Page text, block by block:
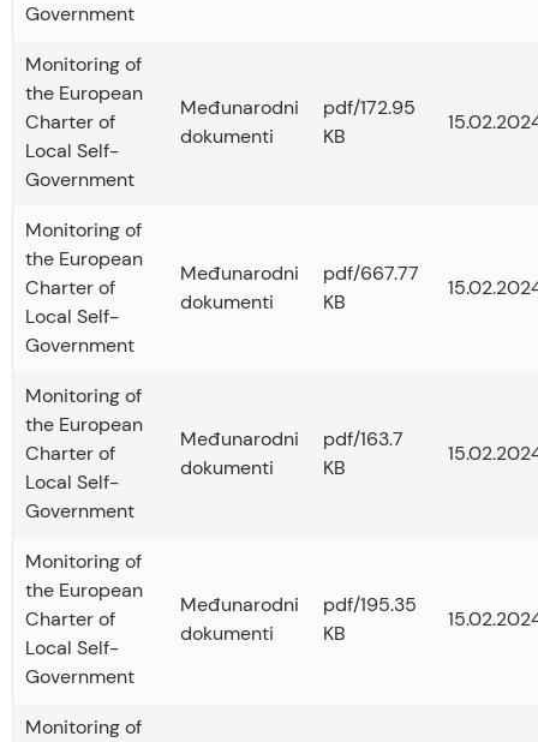
Government
Monitoring of
the European
Charter of
Local Self-
Government
Međunarodni
dokumenti
pdf/172.95
KB
Monitoring of
the European
Charter of
Local Self-
Government
Međunarodni
dokumenti
pdf/667.77
KB
Monitoring of
the European
Charter of
Local Self-
Government
Međunarodni
dokumenti
pdf/163.7
KB
Monitoring of
the European
Charter of
Local Self-
Government
Međunarodni
dokumenti
pdf/195.35
KB
Monitoring of